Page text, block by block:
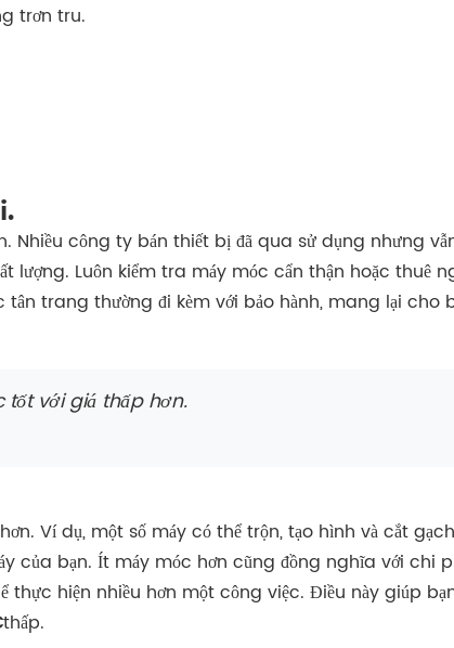
trơn tru.
Nhiều công ty bán thiết bị đã qua sử dụng nhưng
lượng. Luôn kiểm tra máy móc cẩn thận hoặc thuê
trang thường đi kèm với bảo hành, mang lại cho
với giá thấp hơn.
Ví dụ, một số máy có thể trộn, tạo hình và cắt
của bạn. Ít máy móc hơn cũng đồng nghĩa với chi
hiện nhiều hơn một công việc. Điều này giúp
thấp.